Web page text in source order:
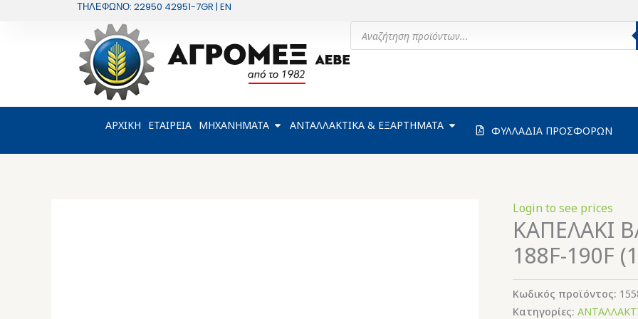
ΤΗΛΕΦΩΝΟ: 22950 42951-7GR | EN
Products
search
ΑΡΧΙΚΗ ΕΤΑΙΡΕΙΑ ΜΗΧΑΝΗΜΑΤΑ OPEN ΜΗΧΑΝΗΜΑΤΑ
ΑΝΤΑΛΛΑΚΤΙΚΑ & ΕΞΑΡΤΗΜΑΤΑ OPEN ΑΝΤΑΛΛΑΚΤΙΚΑ & ΕΞΑΡΤΗΜΑΤΑ
ΦΥΛΛΑΔΙΑ ΠΡΟΣΦΟΡΩΝ
Login to see prices
ΚΑΠΕΛΑΚΙ
188F-190F
Κωδικός προϊόντος:
Κατηγορίες: